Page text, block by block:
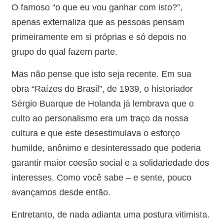
O famoso “o que eu vou ganhar com isto?”,
apenas externaliza que as pessoas pensam
primeiramente em si próprias e só depois no
grupo do qual fazem parte.
Mas não pense que isto seja recente. Em sua
obra “Raízes do Brasil”, de 1939, o historiador
Sérgio Buarque de Holanda já lembrava que o
culto ao personalismo era um traço da nossa
cultura e que este desestimulava o esforço
humilde, anônimo e desinteressado que poderia
garantir maior coesão social e a solidariedade dos
interesses. Como você sabe – e sente, pouco
avançamos desde então.
Entretanto, de nada adianta uma postura vitimista.